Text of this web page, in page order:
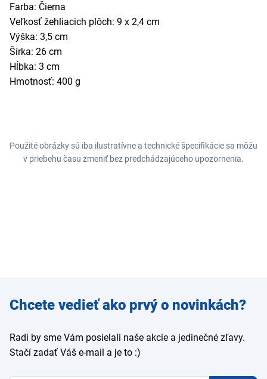
Farba: Čierna
Veľkosť žehliacich plôch: 9 x 2,4 cm
Výška: 3,5 cm
Šírka: 26 cm
Hĺbka: 3 cm
Hmotnosť: 400 g
Použité obrázky sú iba ilustratívne a technické špecifikácie sa môžu
v priebehu času zmeniť bez predchádzajúceho upozornenia.
Zadajte
e-mail
Chcete vedieť ako prvý o novinkách?
Radi by sme Vám posielali naše akcie a jedinečné zľavy.
Stačí zadať Váš e-mail a je to :)